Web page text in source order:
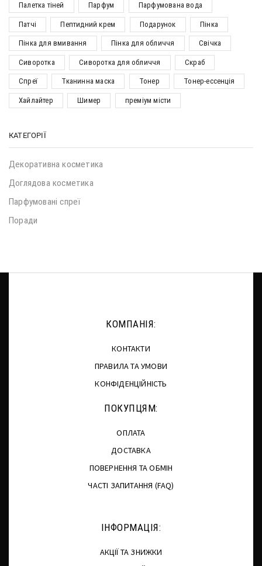
Палетка тіней Парфум Парфумована вода
Патчі Пептидний крем Подарунок Пінка
Пінка для вмивання Пінка для обличчя Свічка
Сиворотка Сиворотка для обличчя Скраб
Спреї Тканинна маска Тонер Тонер-ессенція
Хайлайтер Шимер преміум місти
КАТЕГОРІЇ
Декоративна косметика
Доглядова косметика
Парфумовані спреї
Поради
КОМПАНІЯ:
КОНТАКТИ
ПРАВИЛА ТА УМОВИ
КОНФІДЕНЦІЙНІСТЬ
ПОКУПЦЯМ:
ОПЛАТА
ДОСТАВКА
ПОВЕРНЕННЯ ТА ОБМІН
ЧАСТІ ЗАПИТАННЯ (FAQ)
ІНФОРМАЦІЯ:
АКЦІЇ ТА ЗНИЖКИ